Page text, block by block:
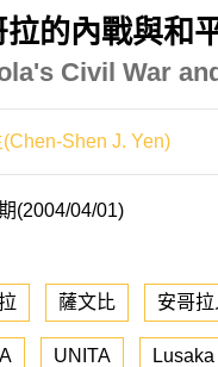
拉的內戰與和
Civil War
Shen J. Yen)
(2004/04/01)
薩文比 安哥
UNITA